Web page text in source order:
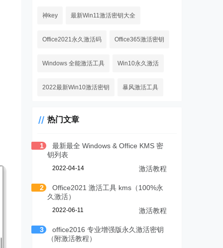
神key 最新Win11激活密钥大全
Office2021永久激活码 Office365激活密钥
Windows 全能激活工具 Win10永久激活
2022最新Win10激活密钥 暴风激活工具
热门文章
1
最新最全 Windows & Office KMS 密
钥列表
2022-04-14 激活教程
2
Office2021 激活工具 kms（100%永
久激活）
2022-06-11 激活教程
3
office2016 专业增强版永久激活密钥
（附激活教程）